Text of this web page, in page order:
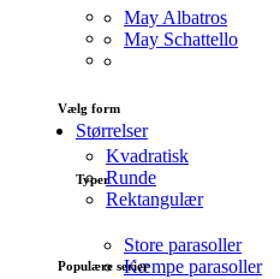
May Albatros
May Schattello
Størrelser
Typer
Store parasoller
Kæmpe parasoller
Vælg form
Kvadratisk
Runde
Rektangulær
Populære serier